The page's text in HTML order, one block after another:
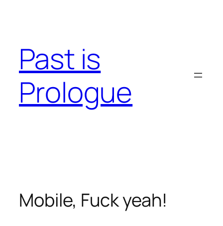
Past is
Prologue
Mobile, Fuck yeah!